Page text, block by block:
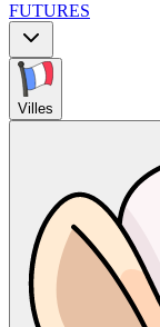
FUTURES
Villes